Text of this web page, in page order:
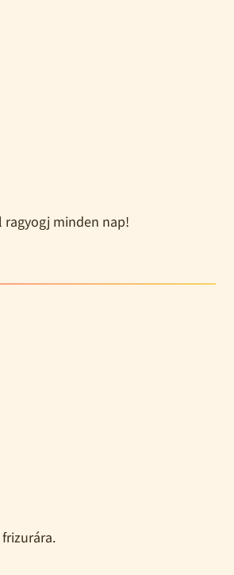
minden nap!